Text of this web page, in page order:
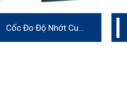
Cốc Đo Độ Nhớt Cup